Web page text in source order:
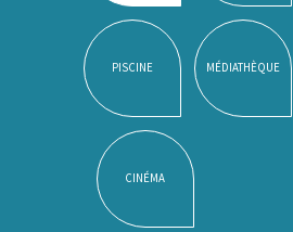
PISCINE MÉDIATHÈQUE
CINÉMA